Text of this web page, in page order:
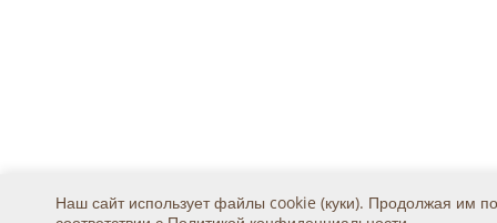
Наш сайт использует файлы cookie (куки). Продолжая им